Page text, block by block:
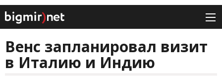
Венс запланировал визит
в Италию и Индию